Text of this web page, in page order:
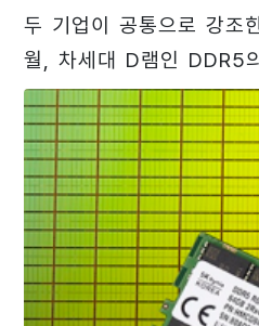
두 기업이 공통으로 강조
월, 차세대 D램인 DDR5